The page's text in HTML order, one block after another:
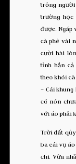
trông người
trường học
được. Ngáp
cà phê vài
cười hài
tỉnh hẳn
theo khói
– Cái
có nón
với áo phải
Trời đất
ba cái vụ
chi. Vừa